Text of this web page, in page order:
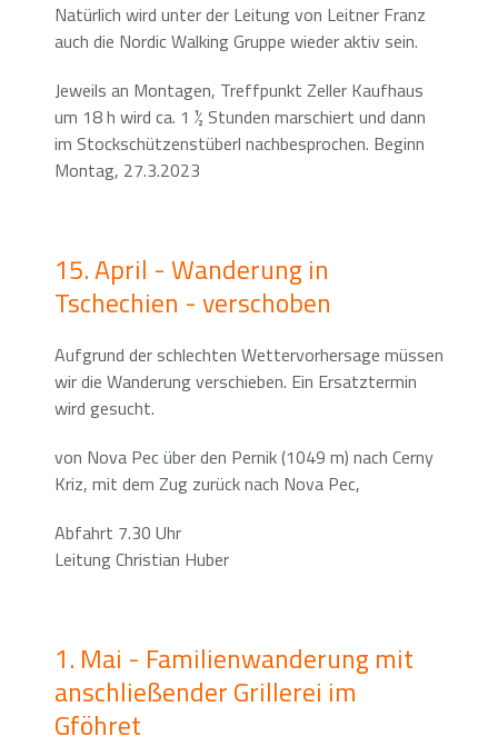
Natürlich wird unter der Leitung von Leitner Franz
auch die Nordic Walking Gruppe wieder aktiv sein.
Jeweils an Montagen, Treffpunkt Zeller Kaufhaus
um 18 h wird ca. 1 ½ Stunden marschiert und dann
im Stockschützenstüberl nachbesprochen. Beginn
Montag, 27.3.2023
15. April - Wanderung in
Tschechien - verschoben
Aufgrund der schlechten Wettervorhersage müssen
wir die Wanderung verschieben. Ein Ersatztermin
wird gesucht.
von Nova Pec über den Pernik (1049 m) nach Cerny
Kriz, mit dem Zug zurück nach Nova Pec,
Abfahrt 7.30 Uhr
Leitung Christian Huber
1. Mai - Familienwanderung mit
anschließender Grillerei im
Gföhret